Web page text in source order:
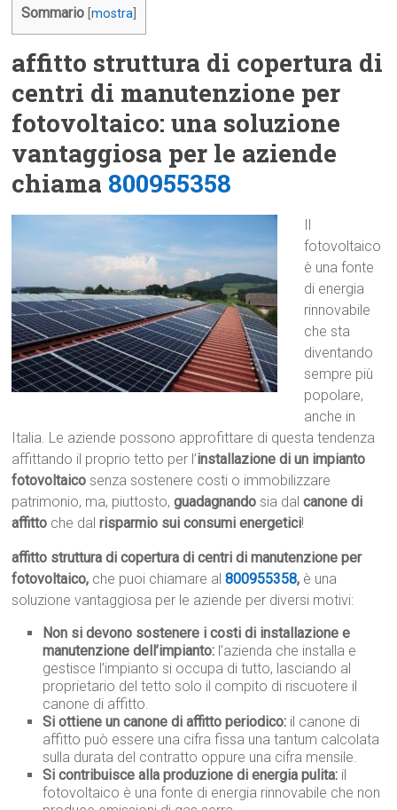
Sommario [mostra
affitto struttura di copertura di
centri di manutenzione per
fotovoltaico: una soluzione
vantaggiosa per le aziende
chiama 800955358
fotovoltaico
è una fonte
di energia
rinnovabile
che sta
diventando
sempre più
popolare,
anche in
Italia. Le aziende possono approfittare di questa tendenza
affittando il proprio tetto per l’installazione di un impianto
fotovoltaico senza sostenere costi o immobilizzare
patrimonio, ma, piuttosto,guadagnando sia dalcanone di
affitto che dalrisparmio sui consumi energetici!
affitto struttura di copertura di centri di manutenzione per
fotovoltaico, che puoi chiamare al800955358, è una
soluzione vantaggiosa per le aziende per diversi motivi:
Non si devono sostenere i costi di installazione e
manutenzione dell’impianto: l’azienda che installa e
gestisce l’impianto si occupa di tutto, lasciando al
proprietario del tetto solo il compito di riscuotere il
canone di affitto.
Si ottiene un canone di affitto periodico: il canone di
affitto può essere una cifra fissa una tantum calcolata
sulla durata del contratto oppure una cifra mensile.
Si contribuisce alla produzione di energia pulita: il
fotovoltaico è una fonte di energia rinnovabile che non